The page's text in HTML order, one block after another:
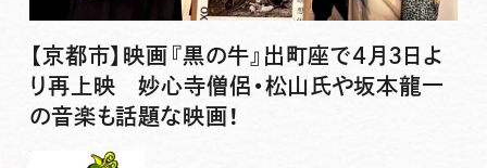
【京都市】映画『黒の牛』出町座で4月3日よ
り再上映 妙心寺僧侶・松山氏や坂本龍一
の音楽も話題な映画！